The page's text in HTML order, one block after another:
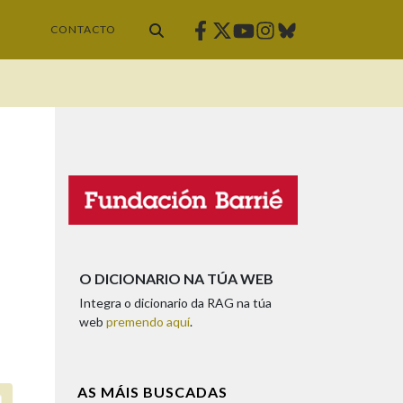
CONTACTO Facebook
Twitter
Youtube
Instagram
Bluesky
O DICIONARIO NA TÚA WEB
Integra o dicionario da RAG na túa
web premendo aquí.
AS MÁIS BUSCADAS